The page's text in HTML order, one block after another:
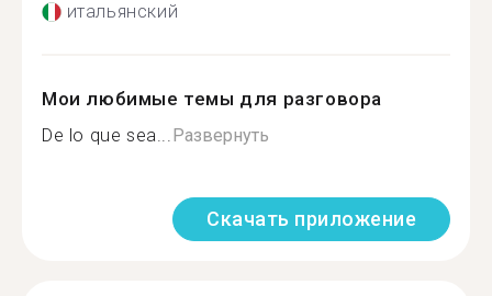
итальянский
Мои любимые темы для разговора
De lo que sea...Развернуть
Скачать приложение